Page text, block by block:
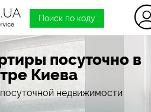
Поиск по коду
посуточно в
Киева
недвижимости